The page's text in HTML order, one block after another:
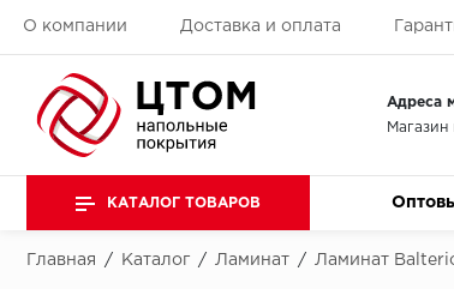
О компании Доставка и оплата
Адреса
Магазин
КАТАЛОГ ТОВАРОВ
Главная / Каталог / Ламинат / Ламинат